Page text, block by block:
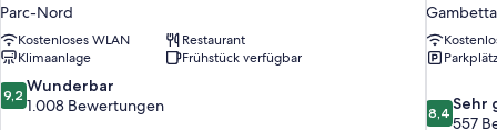
Parc-Nord
Kostenloses WLAN
Restaurant
Klimaanlage
Frühstück verfügbar
9.2
von
9,2 Wunderbar
1.008 Bewertungen
Gambetta
8.4
von
8,4 Sehr
557